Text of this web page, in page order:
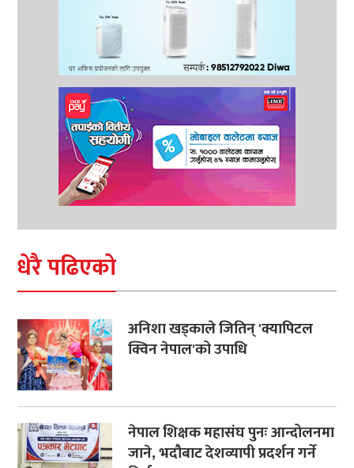
धेरै पढिएको
अनिशा खड्काले जितिन् 'क्यापिटल
क्विन नेपाल'को उपाधि
नेपाल शिक्षक महासंघ पुनः आन्दोलनमा
जाने, भदौबाट देशव्यापी प्रदर्शन गर्ने